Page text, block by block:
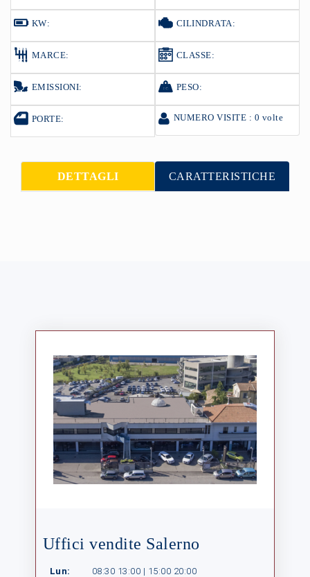
KW: CILINDRATA:
MARCE: CLASSE:
EMISSIONI: PESO:
PORTE: NUMERO VISITE : 0 volte
DETTAGLI CARATTERISTICHE
Uffici vendite Salerno
Lun: 08:30 13:00 | 15:00 20:00